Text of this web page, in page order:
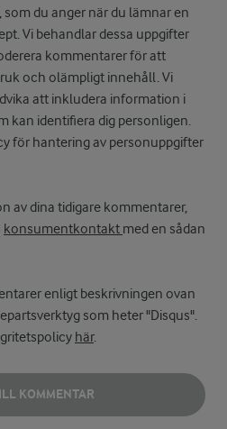
du anger när du lämnar en
Vi behandlar dessa uppgifter
kommentarer för att
och olämpligt innehåll. Vi
att inkludera information i
kan identifiera dig personligen.
för hantering av personuppgifter
av dina tidigare kommentarer,
konsumentkontakt med en sådan
enligt beskrivningen ovan
som heter "Disqus".
här.
KOMMENTAR